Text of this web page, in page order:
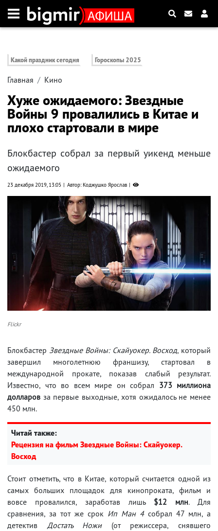
Какой праздник сегодня Гороскопы 2025
Главная Кино
Хуже ожидаемого: Звездные
Войны 9 провалились в Китае и
плохо стартовали в мире
Блокбастер собрал за первый уикенд меньше
ожидаемого
23 декабря 2019, 13:05 Автор: Коджушко Ярослав
Flickr
Блокбастер Звездные Войны: Скайуокер. Восход, который
завершил многолетнюю франшизу, стартовал в
международной прокате, показав слабый результат.
Известно, что во всем мире он собрал 373 миллиона
долларов за первые выходные, хотя ожидалось не менее
450 млн.
Читай также:
Рецензия на фильм Звездные Войны: Скайуокер.
Восход
Стоит отметить, что в Китае, который считается одной из
самых больших площадок для кинопроката, фильм и
вовсе провалился, заработав лишь $12 млн. Для
сравнения, за тот же срок Ип Ман 4 собрал 47 млн, а
детектив Достать Ножи(от режиссера, снявшего